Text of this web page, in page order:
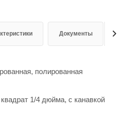
Документы
полированная
1/4 дюйма, с канавкой